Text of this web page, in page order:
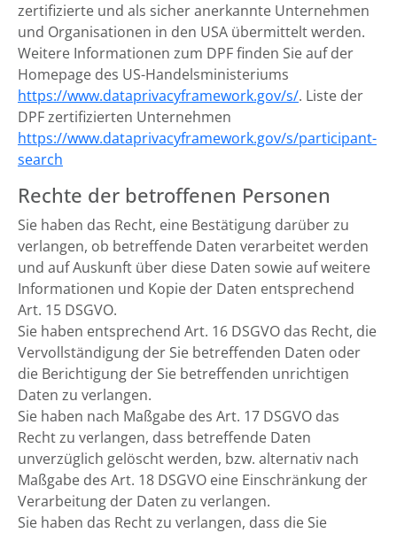
zertifizierte und als sicher anerkannte Unternehmen
und Organisationen in den USA übermittelt werden.
Weitere Informationen zum DPF finden Sie auf der
Homepage des US-Handelsministeriums
https://www.dataprivacyframework.gov/s/. Liste der
DPF zertifizierten Unternehmen
https://www.dataprivacyframework.gov/s/participant-
search
Rechte der betroffenen Personen
Sie haben das Recht, eine Bestätigung darüber zu
verlangen, ob betreffende Daten verarbeitet werden
und auf Auskunft über diese Daten sowie auf weitere
Informationen und Kopie der Daten entsprechend
Art. 15 DSGVO.
Sie haben entsprechend Art. 16 DSGVO das Recht, die
Vervollständigung der Sie betreffenden Daten oder
die Berichtigung der Sie betreffenden unrichtigen
Daten zu verlangen.
Sie haben nach Maßgabe des Art. 17 DSGVO das
Recht zu verlangen, dass betreffende Daten
unverzüglich gelöscht werden, bzw. alternativ nach
Maßgabe des Art. 18 DSGVO eine Einschränkung der
Verarbeitung der Daten zu verlangen.
Sie haben das Recht zu verlangen, dass die Sie